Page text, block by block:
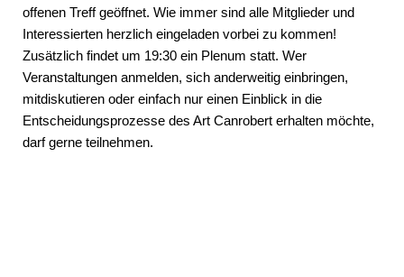
offenen Treff geöffnet. Wie immer sind alle Mitglieder und
Interessierten herzlich eingeladen vorbei zu kommen!
Zusätzlich findet um 19:30 ein Plenum statt. Wer
Veranstaltungen anmelden, sich anderweitig einbringen,
mitdiskutieren oder einfach nur einen Einblick in die
Entscheidungsprozesse des Art Canrobert erhalten möchte,
darf gerne teilnehmen.